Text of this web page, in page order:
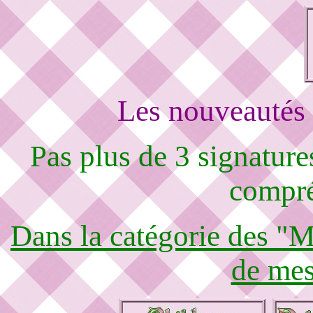
Les
Pas plus de 3
Dans la catégorie des
de